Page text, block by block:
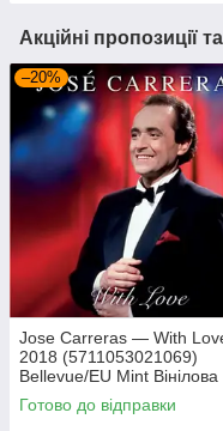
Акційні пропозиції
–20%
Jose Carreras — With
2018 (5711053021069)
Bellevue/EU Mint Вінілова
платівка (art.239665)
Готово до відправки